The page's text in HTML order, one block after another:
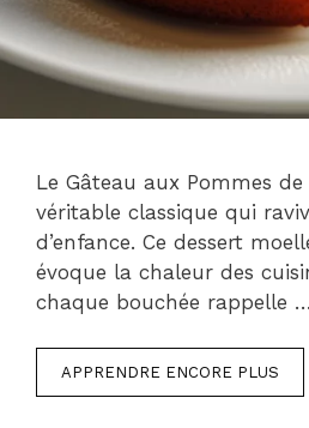
Le Gâteau aux Pommes
véritable classique qui
d’enfance. Ce dessert
évoque la chaleur des
chaque bouchée rappelle …
APPRENDRE ENCORE PLUS